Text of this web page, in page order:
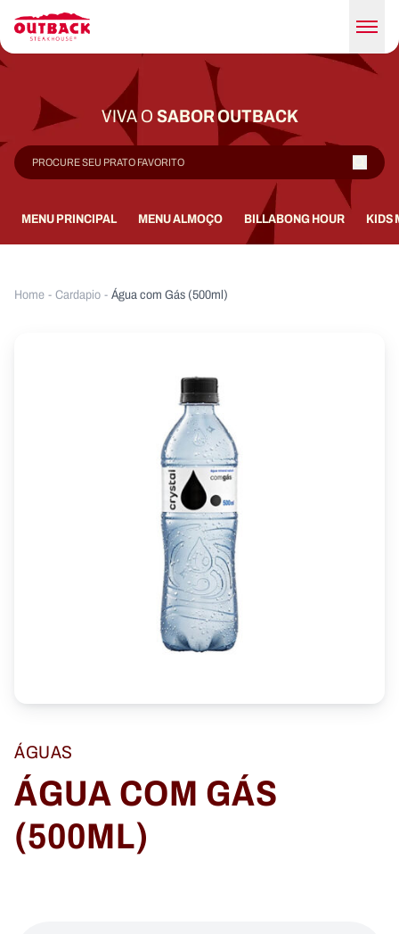
VIVA OSABOR OUTBACK
MENU PRINCIPAL MENU ALMOÇO BILLABONG HOUR KIDS
Home-Cardapio-Água com Gás (500ml)
ÁGUAS
ÁGUA COM GÁS
(500ML)